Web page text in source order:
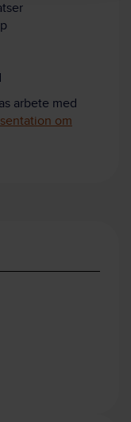
arbete med
om